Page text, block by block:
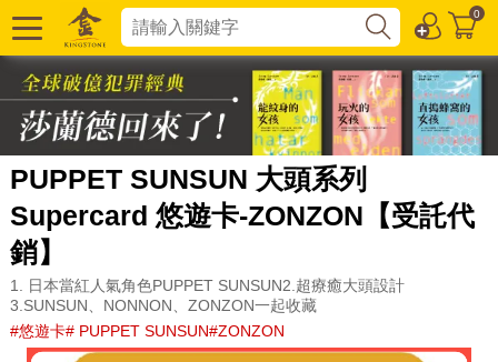
0
PUPPET SUNSUN 大頭系列
Supercard 悠遊卡-ZONZON【受託代
銷】
1. 日本當紅人氣角色PUPPET SUNSUN2.超療癒大頭設計
3.SUNSUN、NONNON、ZONZON一起收藏
#悠遊卡# PUPPET SUNSUN#ZONZON